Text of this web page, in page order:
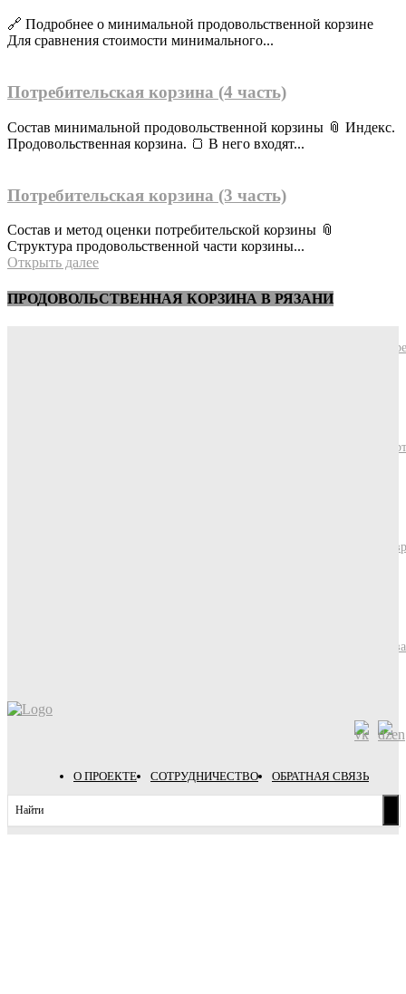
🔗 Подробнее о минимальной продовольственной корзине
Для сравнения стоимости минимального...
Потребительская корзина (4 часть)
Состав минимальной продовольственной корзины 📎 Индекс.
Продовольственная корзина. 🍞 В него входят...
Потребительская корзина (3 часть)
Состав и метод оценки потребительской корзины 📎
Структура продовольственной части корзины...
Открыть далее
ПРОДОВОЛЬСТВЕННАЯ КОРЗИНА В РЯЗАНИ
Стоимость минимальной продовольственной корзины в Рязани.
Стоимость минимальной продовольственной корзины в Рязани. Март
Стоимость минимальной продовольственной корзины в Рязани.
Стоимость минимальной продовольственной корзины в Рязани.
О ПРОЕКТЕ СОТРУДНИЧЕСТВО ОБРАТНАЯ СВЯЗЬ
Найти